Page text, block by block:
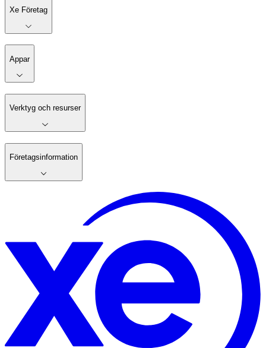
Xe Företag
Appar
Verktyg och resurser
Företagsinformation